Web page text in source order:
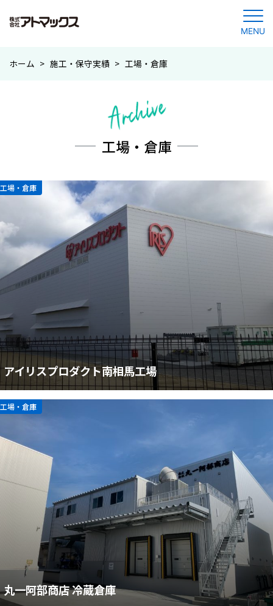
ン
す
る
MENU
ホーム > 施工・保守実績 > 工場・倉庫
工場・倉庫
工場・倉庫
アイリスプロダクト南相馬工場
工場・倉庫
丸一阿部商店 冷蔵倉庫